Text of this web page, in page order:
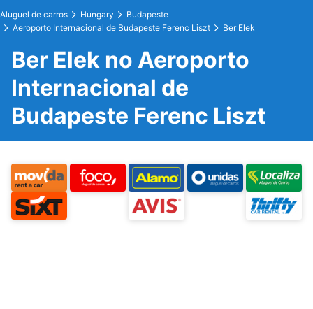
Aluguel de carros Hungary
Budapeste
Aeroporto Internacional de Budapeste Ferenc Liszt
Ber Elek
Ber Elek no Aeroporto
Internacional de
Budapeste Ferenc Liszt